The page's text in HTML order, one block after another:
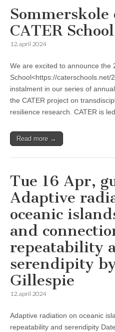
CATER
12. april 2024
We are excited to announce the
School<https://caterschools.net/
instalment in our series of
the CATER project on
resilience research. CATER is
Read more →
Tue 16 Apr,
Adaptive
oceanic
and
repeatability
serendipity
Gillespie
12. april 2024
Adaptive radiation on oceanic
repeatability and serendipity